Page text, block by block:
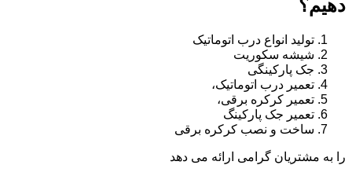
دهیم؟
تولید انواع درب اتوماتیک
شیشه سکوریت
جک پارکینگی
تعمیر درب اتوماتیک،
تعمیر کرکره برقی،
تعمیر جک پارکینگ
ساخت و نصب کرکره برقی
را به مشتریان گرامی ارائه می دهد